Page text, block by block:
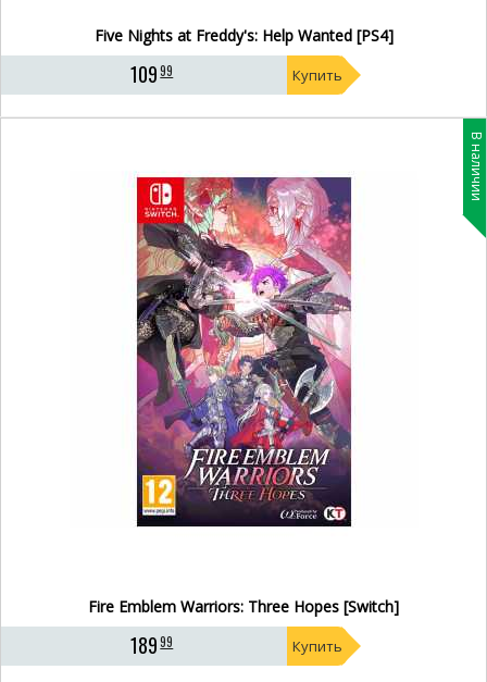
Five Nights at Freddy's: Help Wanted [PS4]
10999 Купить
В наличии
Fire Emblem Warriors: Three Hopes [Switch]
18999 Купить